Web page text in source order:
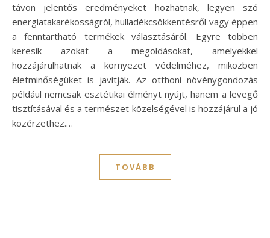
távon jelentős eredményeket hozhatnak, legyen szó
energiatakarékosságról, hulladékcsökkentésről vagy éppen
a fenntartható termékek választásáról. Egyre többen
keresik azokat a megoldásokat, amelyekkel
hozzájárulhatnak a környezet védelméhez, miközben
életminőségüket is javítják. Az otthoni növénygondozás
például nemcsak esztétikai élményt nyújt, hanem a levegő
tisztításával és a természet közelségével is hozzájárul a jó
közérzethez.…
TOVÁBB